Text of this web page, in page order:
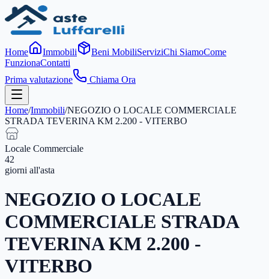
Home Immobili Beni MobiliServiziChi SiamoCome
FunzionaContatti
Prima valutazione
Chiama Ora
Home/Immobili/NEGOZIO O LOCALE COMMERCIALE
STRADA TEVERINA KM 2.200 - VITERBO
Locale Commerciale
42
giorni all'asta
NEGOZIO O LOCALE
COMMERCIALE STRADA
TEVERINA KM 2.200 -
VITERBO